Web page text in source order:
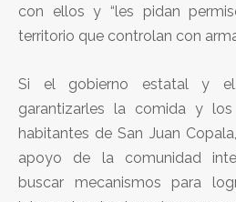
con ellos y “les pidan
territorio que controlan con
Si el gobierno estatal y
garantizarles la comida y
habitantes de San Juan
apoyo de la comunidad
buscar mecanismos para